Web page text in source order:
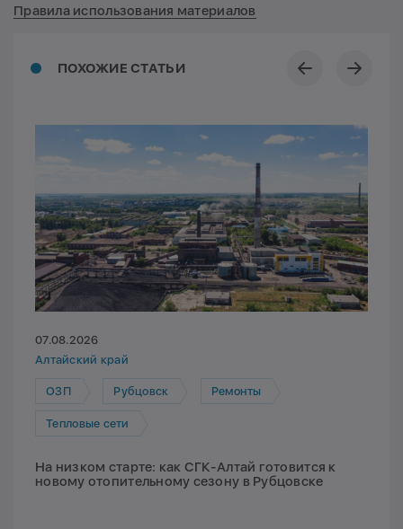
ПОХОЖИЕ СТАТЬИ
07.08.2026
Алтайский край
ОЗП Рубцовск Ремонты
Тепловые сети
На низком старте: как СГК-Алтай готовится к
новому отопительному сезону в Рубцовске
Правила использования материалов